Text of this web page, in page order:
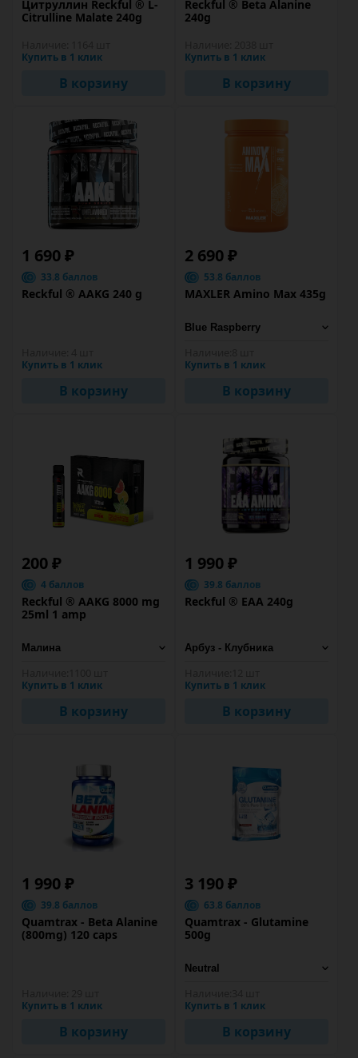
Цитруллин Reckful ® L-
Citrulline Malate 240g
Купить в 1 клик
В корзину
Reckful ® Beta Alanine
240g
Купить в 1 клик
В корзину
1 690 ₽
33.8 баллов
Reckful ® AAKG 240 g
Купить в 1 клик
В корзину
2 690 ₽
53.8 баллов
MAXLER Amino Max 435g
Купить в 1 клик
В корзину
200 ₽
4 баллов
Reckful ® AAKG 8000 mg
25ml 1 amp
Купить в 1 клик
В корзину
1 990 ₽
39.8 баллов
Reckful ® EAA 240g
Купить в 1 клик
В корзину
1 990 ₽
39.8 баллов
Quamtrax - Beta Alanine
(800mg) 120 caps
Купить в 1 клик
В корзину
3 190 ₽
63.8 баллов
Quamtrax - Glutamine
500g
Купить в 1 клик
В корзину